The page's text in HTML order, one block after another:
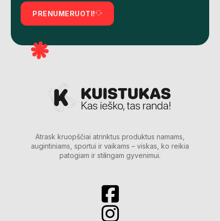
PRENUMERUOTI!
Atrask kruopščiai atrinktus produktus namams,
augintiniams, sportui ir vaikams – viskas, ko reikia
patogiam ir stilingam gyvenimui.